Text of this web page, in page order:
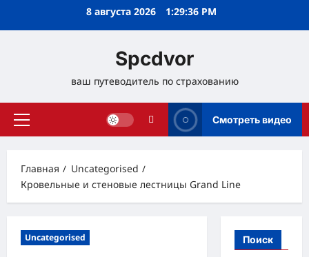
8 августа 2026 1:29:37 PM
Spcdvor
ваш путеводитель по страхованию
Основное
Смотреть видео
Главная
Uncategorised
Кровельные и стеновые лестницы Grand Line
Uncategorised Поиск